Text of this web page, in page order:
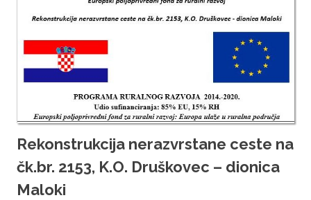
Rekonstrukcija nerazvrstane ceste na
čk.br. 2153, K.O. Druškovec – dionica
Maloki